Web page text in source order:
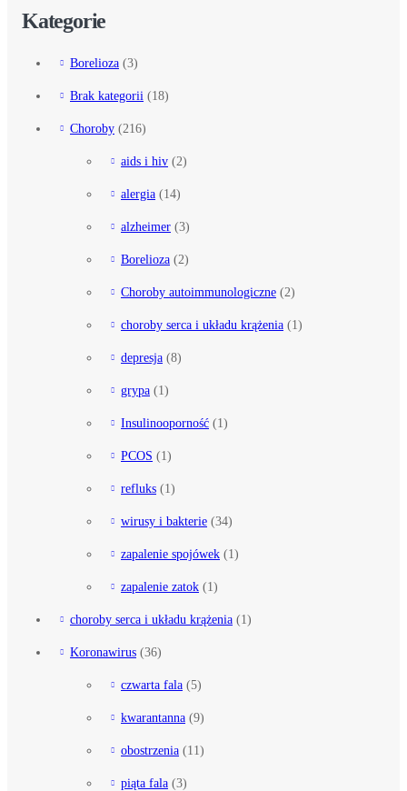
Kategorie
Borelioza (3)
Brak kategorii (18)
Choroby (216)
aids i hiv (2)
alergia (14)
alzheimer (3)
Borelioza (2)
Choroby autoimmunologiczne (2)
choroby serca i układu krążenia (1)
depresja (8)
grypa (1)
Insulinooporność (1)
PCOS (1)
refluks (1)
wirusy i bakterie (34)
zapalenie spojówek (1)
zapalenie zatok (1)
choroby serca i układu krążenia (1)
Koronawirus (36)
czwarta fala (5)
kwarantanna (9)
obostrzenia (11)
piąta fala (3)